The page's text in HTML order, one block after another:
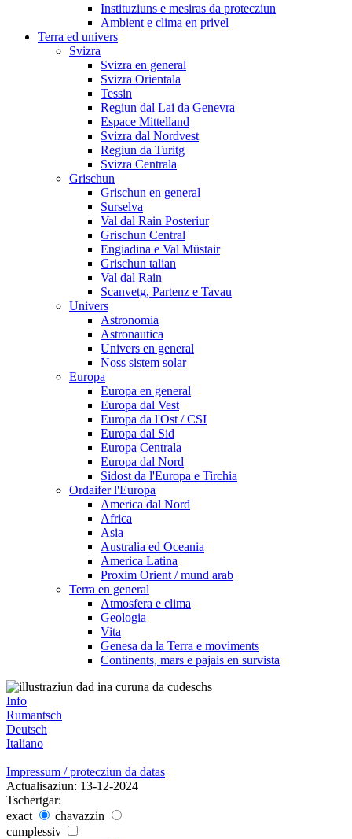
Instituziuns e mesiras da protecziun
Ambient e clima en privel
Terra ed univers
Svizra
Svizra en general
Svizra Orientala
Tessin
Regiun dal Lai da Genevra
Espace Mittelland
Svizra dal Nordvest
Regiun da Turitg
Svizra Centrala
Grischun
Grischun en general
Surselva
Val dal Rain Posteriur
Grischun Central
Engiadina e Val Müstair
Grischun talian
Val dal Rain
Scanvetg, Partenz e Tavau
Univers
Astronomia
Astronautica
Univers en general
Noss sistem solar
Europa
Europa en general
Europa dal Vest
Europa da l'Ost / CSI
Europa dal Sid
Europa Centrala
Europa dal Nord
Sidost da l'Europa e Tirchia
Ordaifer l'Europa
America dal Nord
Africa
Asia
Australia ed Oceania
America Latina
Proxim Orient / mund arab
Terra en general
Atmosfera e clima
Geologia
Vita
Genesa da la Terra e moviments
Continents, mars e pajais en survista
Info
Rumantsch
Deutsch
Italiano
Impressum / protecziun da datas
Actualisaziun: 13-12-2024
Tschertgar:
exact
chavazzin
cumplessiv